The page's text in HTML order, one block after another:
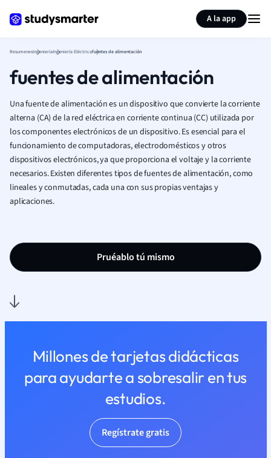
A la app
ResumenesIngenieríaIngeniería Eléctricafuentes de alimentación
fuentes de alimentación
Una fuente de alimentación es un dispositivo que convierte la corriente
alterna (CA) de la red eléctrica en corriente continua (CC) utilizada por
los componentes electrónicos de un dispositivo. Es esencial para el
funcionamiento de computadoras, electrodomésticos y otros
dispositivos electrónicos, ya que proporciona el voltaje y la corriente
necesarios. Existen diferentes tipos de fuentes de alimentación, como
lineales y conmutadas, cada una con sus propias ventajas y
aplicaciones.
Pruéablo tú mismo
Millones de tarjetas didácticas
para ayudarte a sobresalir en tus
estudios.
Regístrate gratis
Resumir página